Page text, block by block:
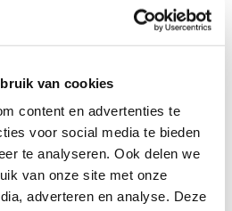
van cookies
content en advertenties te
voor social media te bieden
te analyseren. Ook delen we
van onze site met onze
adverteren en analyse. Deze
bij een vastgestelde overtreding.
om drie
tot twee reguliere woningen en de
te splitsen in twee zelfstandige
deze vergunning op 11
dat het aanvragen van een
grond van de
Haag 2019 (Hvv) “niet zinvol” was,
aantal woningen plaatsvond.